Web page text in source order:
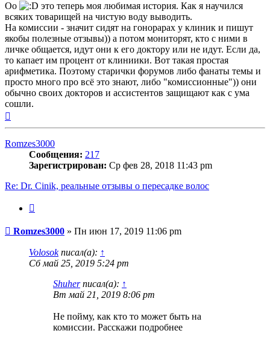
Оо
это теперь моя любимая история. Как я научился
всяких товарищей на чистую воду выводить.
На комиссии - значит сидят на гонорарах у клиник и пишут
якобы полезные отзывы)) а потом мониторят, кто с ними в
личке общается, идут они к его доктору или не идут. Если да,
то капает им процент от клиниики. Вот такая простая
арифметика. Поэтому старички форумов либо фанаты темы и
просто много про всё это знают, либо "комиссионные")) они
обычно своих докторов и ассистентов защищают как с ума
сошли.
Romzes3000
Сообщения: 217
Зарегистрирован: Ср фев 28, 2018 11:43 pm
Re: Dr. Cinik, реальные отзывы о пересадке волос
Сообщение
Romzes3000 » Пн июн 17, 2019 11:06 pm
Volosokписал(а): ↑
Сб май 25, 2019 5:24 pm
Shuherписал(а): ↑
Вт май 21, 2019 8:06 pm
Не пойму, как кто то может быть на
комиссии. Расскажи подробнее